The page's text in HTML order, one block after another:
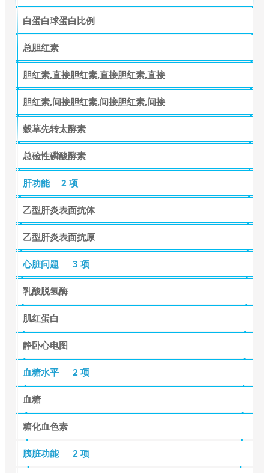
白蛋白球蛋白比例
总胆红素
胆红素,直接胆红素,直接胆红素,直接
胆红素,间接胆红素,间接胆红素,间接
穀草先转太酵素
总硷性磷酸酵素
肝功能 2 项
乙型肝炎表面抗体
乙型肝炎表面抗原
心脏问题 3 项
乳酸脱氢酶
肌红蛋白
静卧心电图
血糖水平 2 项
血糖
糖化血色素
胰脏功能 2 项